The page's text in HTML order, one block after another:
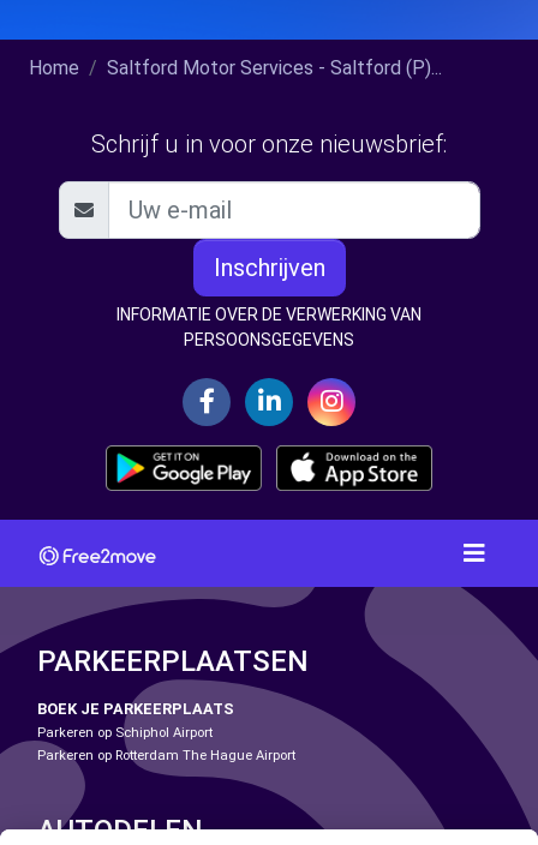
Home Saltford Motor Services - Saltford (P)...
Schrijf u in voor onze nieuwsbrief:
Inschrijven
INFORMATIE OVER DE VERWERKING VAN
PERSOONSGEGEVENS
PARKEERPLAATSEN
BOEK JE PARKEERPLAATS
Parkeren op Schiphol Airport
Parkeren op Rotterdam The Hague Airport
AUTODELEN